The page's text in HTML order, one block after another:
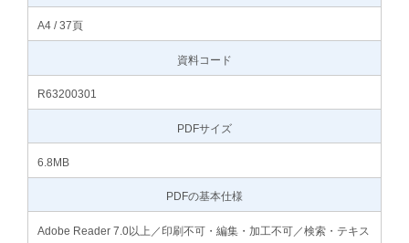
A4 / 37頁
資料コード
R63200301
PDFサイズ
6.8MB
PDFの基本仕様
Adobe Reader 7.0以上／印刷不可・編集・加工不可／検索・テキス